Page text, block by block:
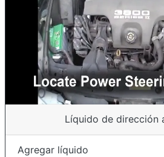
Líquido de dirección
Agregar líquido